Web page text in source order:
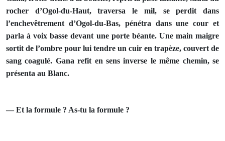
rocher d’Ogol-du-Haut, traversa le mil, se perdit dans
l’enchevêtrement d’Ogol-du-Bas, pénétra dans une cour et
parla à voix basse devant une porte béante. Une main maigre
sortit de l’om­bre pour lui tendre un cuir en trapèze, couvert de
sang coagulé. Gana refit en sens inverse le même chemin, se
présenta au Blanc.
— Et la formule ? As-tu la formule ?